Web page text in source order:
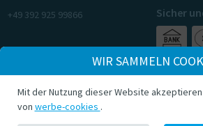
+49 392 925 99866
Sicher
WIR SAMMELN
Mit der Nutzung dieser Website
von werbe-cookies .